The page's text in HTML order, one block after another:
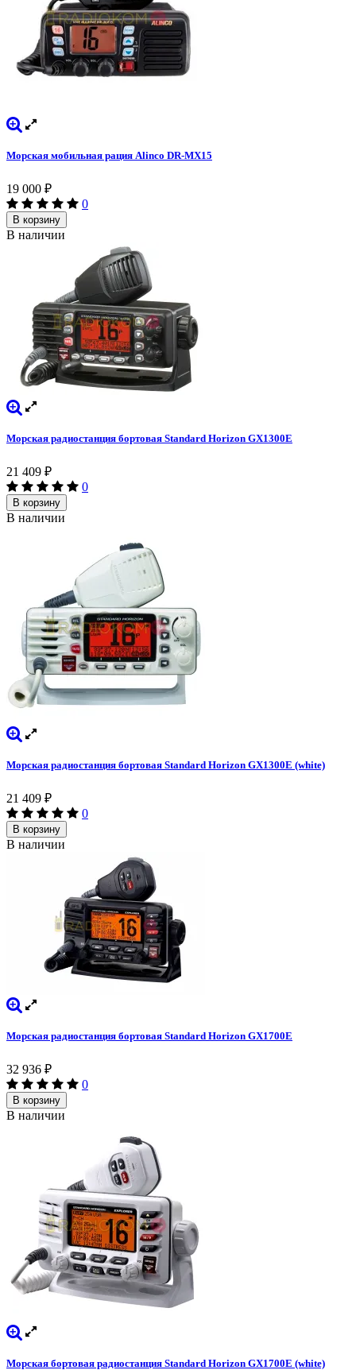
Морская мобильная рация Alinco DR-MX15
19 000 ₽
0
В корзину
В наличии
Морская радиостанция бортовая Standard Horizon GX1300E
21 409 ₽
0
В корзину
В наличии
Морская радиостанция бортовая Standard Horizon GX1300E (white)
21 409 ₽
0
В корзину
В наличии
Морская радиостанция бортовая Standard Horizon GX1700E
32 936 ₽
0
В корзину
В наличии
Морская бортовая радиостанция Standard Horizon GX1700E (white)